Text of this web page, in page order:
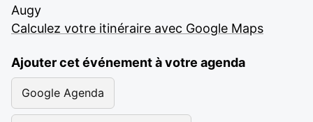
Augy
Calculez votre itinéraire avec Google Maps
Ajouter cet événement à votre agenda
Google Agenda